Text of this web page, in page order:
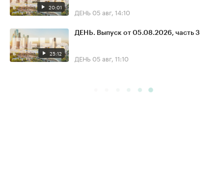
20:01 ДЕНЬ 05 авг, 14:10
25:12
ДЕНЬ. Выпуск от 05.08.2026, часть 3
ДЕНЬ 05 авг, 11:10